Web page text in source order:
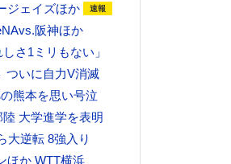
ジェイズほか
阪神ほか
さ1ミリもない」
ついに自力V消滅
熊本を思い号泣
大学進学を表明
大逆転 8強入り
ほか WTT横浜